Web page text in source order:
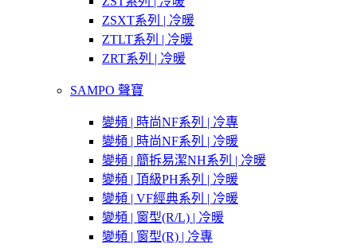
ZSXT系列 | 冷暖
ZTLT系列 | 冷暖
ZRT系列 | 冷暖
SAMPO 聲寶
變頻 | 時尚NF系列 | 冷專
變頻 | 時尚NF系列 | 冷暖
變頻 | 簡拆易潔NH系列 | 冷暖
變頻 | 頂級PH系列 | 冷暖
變頻 | VF經典系列 | 冷暖
變頻 | 窗型(R/L) | 冷暖
變頻 | 窗型(R) | 冷專